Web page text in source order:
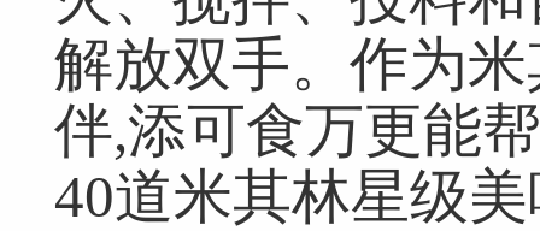
解放双手。作为
伴,添可食万更能
40道米其林星级